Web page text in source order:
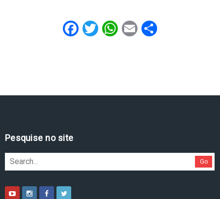
Facebook
Twitter
WhatsApp
Email
Pesquise no site
Go